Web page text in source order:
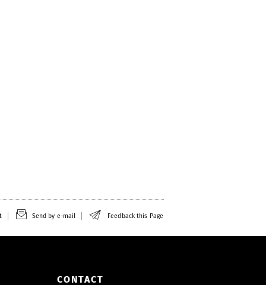
Send by e-mail Feedback this Page
CONTACT